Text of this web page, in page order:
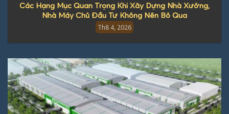
Các Hạng Mục Quan Trọng Khi Xây Dựng Nhà Xưởng,
Nhà Máy Chủ Đầu Tư Không Nên Bỏ Qua
Th8 4, 2026